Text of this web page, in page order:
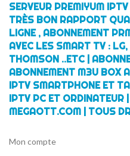
SERVEUR PREMIYUM
TRÈS BON RAPPORT
LIGNE , ABONNEMENT
AVEC LES SMART TV :
THOMSON ..ETC |
ABONNEMENT M3U BOX
IPTV SMARTPHONE ET
IPTV PC ET ORDINATEUR
MEGAOTT.COM | TOUS
Mon compte